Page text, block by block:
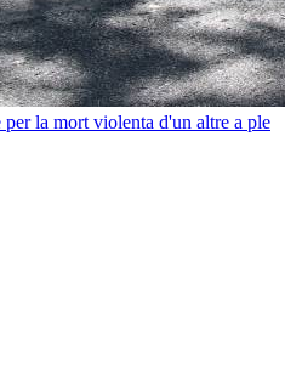
per la mort violenta d'un altre a ple